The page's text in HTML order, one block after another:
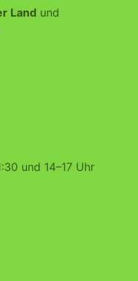
Land und
und 14–17 Uhr